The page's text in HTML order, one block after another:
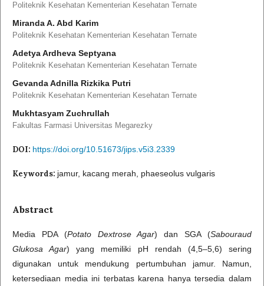
Politeknik Kesehatan Kementerian Kesehatan Ternate
Miranda A. Abd Karim
Politeknik Kesehatan Kementerian Kesehatan Ternate
Adetya Ardheva Septyana
Politeknik Kesehatan Kementerian Kesehatan Ternate
Gevanda Adnilla Rizkika Putri
Politeknik Kesehatan Kementerian Kesehatan Ternate
Mukhtasyam Zuchrullah
Fakultas Farmasi Universitas Megarezky
DOI: https://doi.org/10.51673/jips.v5i3.2339
Keywords: jamur, kacang merah, phaeseolus vulgaris
Abstract
Media PDA (Potato Dextrose Agar) dan SGA (Sabouraud
Glukosa Agar) yang memiliki pH rendah (4,5–5,6) sering
digunakan untuk mendukung pertumbuhan jamur. Namun,
ketersediaan media ini terbatas karena hanya tersedia dalam